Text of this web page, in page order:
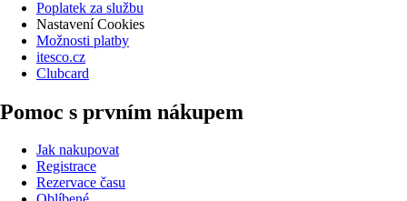
Poplatek za službu
Nastavení Cookies
Možnosti platby
itesco.cz
Clubcard
Pomoc s prvním nákupem
Jak nakupovat
Registrace
Rezervace času